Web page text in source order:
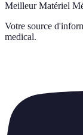
Meilleur Matériel
Votre source
medical.